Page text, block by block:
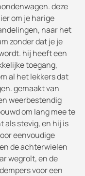
deze
om je harige
naar het
zonder dat je je
hij heeft een
toegang,
al het lekkers dat
gemaakt van
weerbestendig
om lang mee te
als stevig, en hij is
eenvoudige
de achterwielen
wegrolt, en de
voor een